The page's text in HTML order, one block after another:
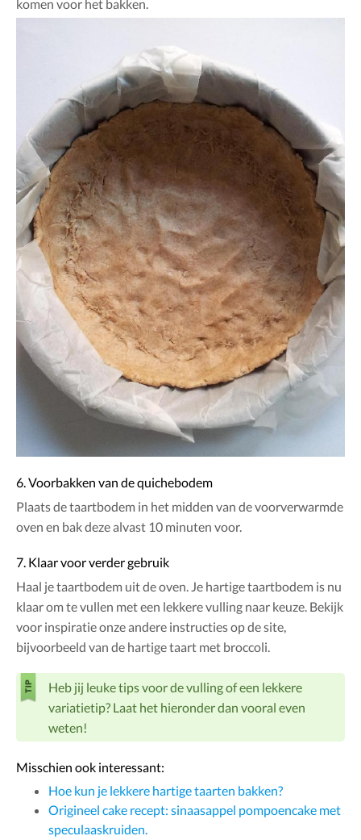
komen voor het bakken.
6. Voorbakken van de quichebodem
Plaats de taartbodem in het midden van de voorverwarmde
oven en bak deze alvast 10 minuten voor.
7. Klaar voor verder gebruik
Haal je taartbodem uit de oven. Je hartige taartbodem is nu
klaar om te vullen met een lekkere vulling naar keuze. Bekijk
voor inspiratie onze andere instructies op de site,
bijvoorbeeld van de hartige taart met broccoli.
Heb jij leuke tips voor de vulling of een lekkere
variatietip? Laat het hieronder dan vooral even
weten!
Misschien ook interessant:
Hoe kun je lekkere hartige taarten bakken?
Origineel cake recept: sinaasappel pompoencake met
speculaaskruiden.